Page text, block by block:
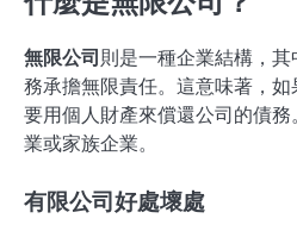
無限公司 則是一種企業結構，
務承擔無限責任。這意味著，
要用個人財產來償還公司的債
業或家族企業。
有限公司好處壞處